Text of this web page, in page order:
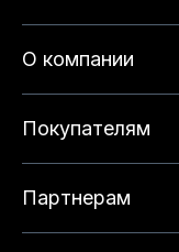
О компании
Покупателям
Партнерам